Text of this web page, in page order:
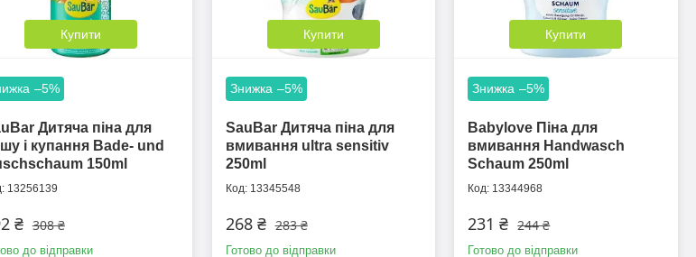
Купити
–5%
Дитяча піна для
і купання Bade- und
150ml
13256139
308 ₴
₴
до відправки
Купити
–5%
SauBar Дитяча піна для
вмивання ultra sensitiv
250ml
13345548
283 ₴
268 ₴
Готово до відправки
Купити
–5%
Babylove Піна для
вмивання Handwasch
Schaum 250ml
13344968
244 ₴
231 ₴
Готово до відправки